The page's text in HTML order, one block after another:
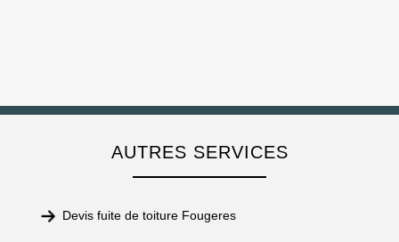
AUTRES SERVICES
Devis fuite de toiture Fougeres